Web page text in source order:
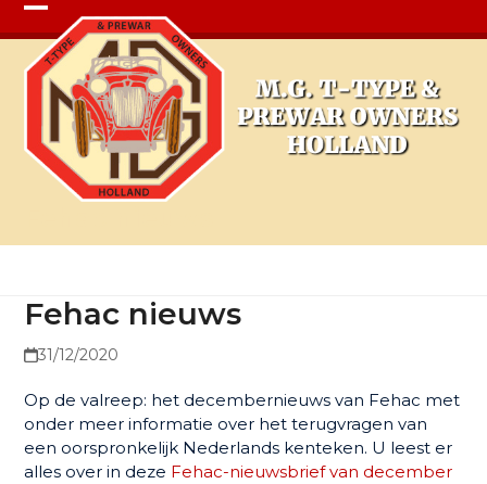
Open
mobile
menu
Close
mobile
menu
Fehac nieuws
31/12/2020
Op de valreep: het decembernieuws van Fehac met
onder meer informatie over het terugvragen van
een oorspronkelijk Nederlands kenteken. U leest er
alles over in deze Fehac-nieuwsbrief van december